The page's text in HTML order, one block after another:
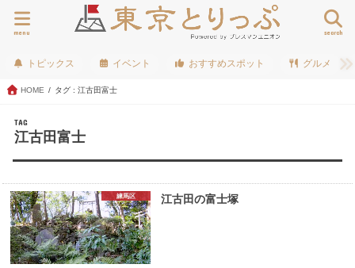
search
menu
トピックス イベント おすすめスポット グルメ
HOME タグ : 江古田富士
TAG
江古田富士
練馬区 江古田の富士塚